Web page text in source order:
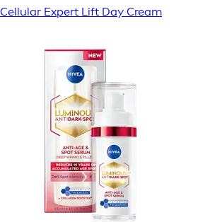
Cellular Expert Lift Day Cream